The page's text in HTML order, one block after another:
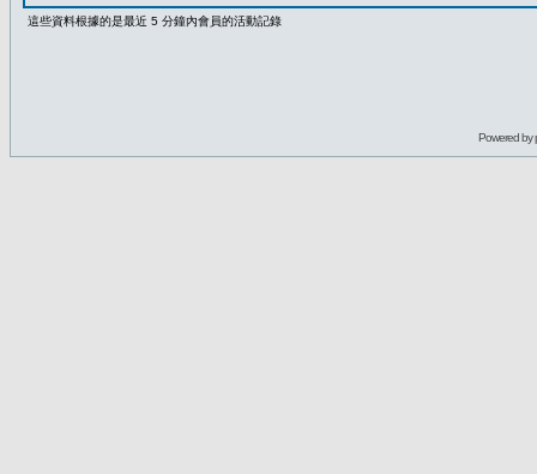
這些資料根據的是最近 5 分鐘內會員的活動記錄
Powered by